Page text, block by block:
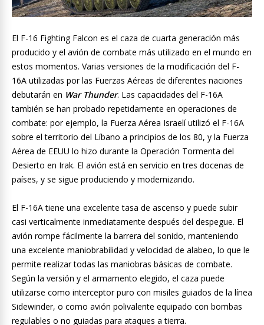
El F-16 Fighting Falcon es el caza de cuarta generación más
producido y el avión de combate más utilizado en el mundo en
estos momentos. Varias versiones de la modificación del F-
16A utilizadas por las Fuerzas Aéreas de diferentes naciones
debutarán en War Thunder. Las capacidades del F-16A
también se han probado repetidamente en operaciones de
combate: por ejemplo, la Fuerza Aérea Israelí utilizó el F-16A
sobre el territorio del Líbano a principios de los 80, y la Fuerza
Aérea de EEUU lo hizo durante la Operación Tormenta del
Desierto en Irak. El avión está en servicio en tres docenas de
países, y se sigue produciendo y modernizando.
El F-16A tiene una excelente tasa de ascenso y puede subir
casi verticalmente inmediatamente después del despegue. El
avión rompe fácilmente la barrera del sonido, manteniendo
una excelente maniobrabilidad y velocidad de alabeo, lo que le
permite realizar todas las maniobras básicas de combate.
Según la versión y el armamento elegido, el caza puede
utilizarse como interceptor puro con misiles guiados de la línea
Sidewinder, o como avión polivalente equipado con bombas
regulables o no guiadas para ataques a tierra.